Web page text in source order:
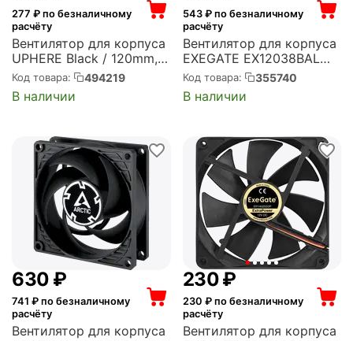
277 ₽ по безналичному
расчёту
Вентилятор для корпуса
UPHERE Black / 120mm,
600-1650RPM, 64.61CFM,
25dBA, hydro bearing /
(U3K1)
Код товара: 494219
В наличии
543₽ по безналичному
расчёту
Вентилятор для корпуса
EXEGATE EX12038BAL
120x120x38 мм, 2700
об/мин, 83 CFM, 42 дБ,
подводящий провод 30
Код товара: 355740
В наличии
‍630‍ ₽
741 ₽ по безналичному
расчёту
Вентилятор для корпуса
‍230‍₽
230 ₽ по безналичному
расчёту
Вентилятор для корпуса